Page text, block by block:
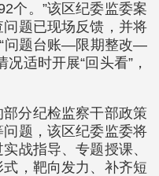
个。”该区纪委监委案
题已现场反馈，并将
“问题台账—限期整改—
适时开展“回头看”，
分纪检监察干部政策
题，该区纪委监委将
战指导、专题授课、
，靶向发力、补齐短